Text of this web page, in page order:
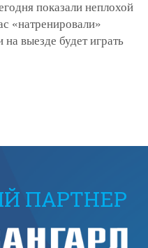
показали неплохой
«натренировали»
выезде будет играть
ПАРТНЕР